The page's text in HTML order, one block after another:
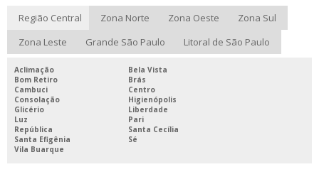
Região Central Zona Norte Zona Oeste
Zona Sul
Zona Leste
Grande São Paulo Litoral de São Paulo
Aclimação
Bela Vista
Bom Retiro
Brás
Cambuci
Centro
Consolação
Higienópolis
Glicério
Liberdade
Luz
Pari
República
Santa Cecília
Santa Efigênia
Sé
Vila Buarque